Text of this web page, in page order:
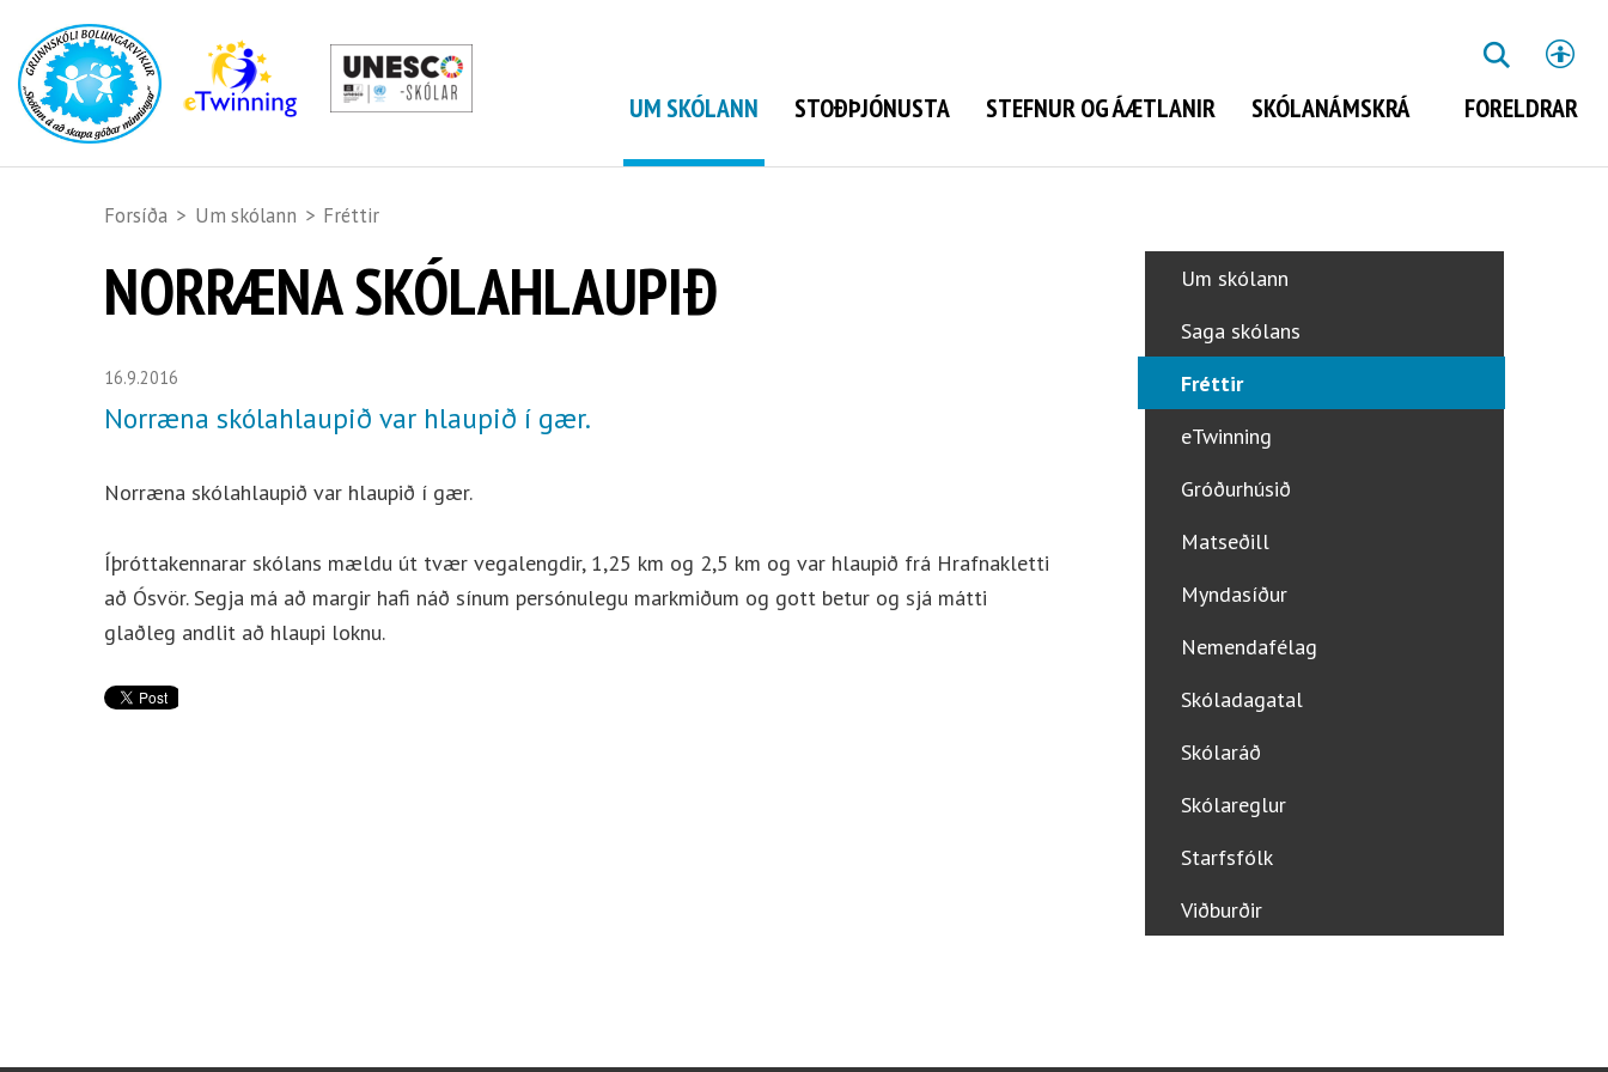
NORRÆNA SKÓLAHLAUPIÐ
16.9.2016
Norræna skólahlaupið var hlaupið í gær.
Norræna skólahlaupið var hlaupið í gær.
Íþróttakennarar skólans mældu út tvær vegalengdir, 1,25 km og 2,5 km og var hlaupið frá Hrafnakletti
að Ósvör. Segja má að margir hafi náð sínum persónulegu markmiðum og gott betur og sjá mátti
glaðleg andlit að hlaupi loknu.
Forsíða > Um skólann > Fréttir
UM SKÓLANN STOÐÞJÓNUSTA STEFNUR OG ÁÆTLANIR SKÓLANÁMSKRÁ FORELDRAR
LEITA
Um skólann
Saga skólans
Fréttir
eTwinning
Gróðurhúsið
Matseðill
Myndasíður
Nemendafélag
Skóladagatal
Skólaráð
Skólareglur
Starfsfólk
Viðburðir